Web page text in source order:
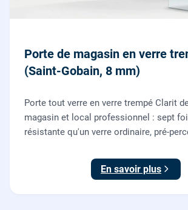
Porte de magasin en verre
(Saint-Gobain, 8 mm)
Porte tout verre en verre trempé Clarit
magasin et local professionnel : sept
résistante qu'un verre ordinaire, pré-
avec sa quincaillerie (pivots, serrure,
En savoir plus